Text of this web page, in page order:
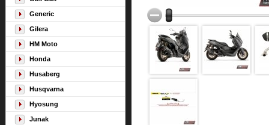
Generic
Gilera
HM Moto
Honda
Husaberg
Husqvarna
Hyosung
Junak